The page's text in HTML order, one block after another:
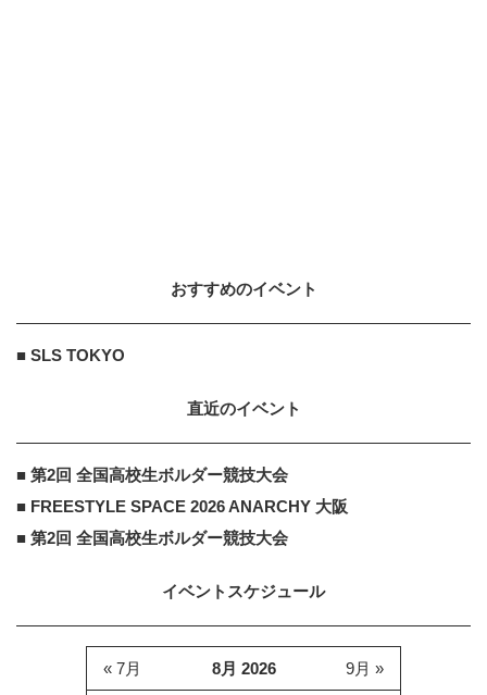
おすすめのイベント
■ SLS TOKYO
直近のイベント
■ 第2回 全国高校生ボルダー競技大会
■ FREESTYLE SPACE 2026 ANARCHY 大阪
■ 第2回 全国高校生ボルダー競技大会
イベントスケジュール
8月 2026
« 7月 9月 »